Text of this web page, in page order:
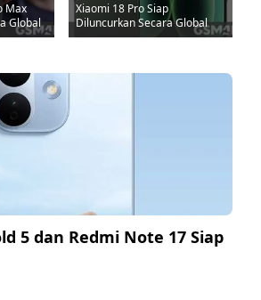
Max
Global
Xiaomi 18 Pro Siap
Diluncurkan Secara Global
5 dan Redmi Note 17 Siap